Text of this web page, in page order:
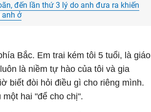
đến lần thứ 3 lý do anh đưa ra khiến
ở
Bắc. Em trai kém tôi 5 tuổi, là giáo
là niềm tự hào của tôi và gia
biết đòi hỏi điều gì cho riêng mình.
hai "để cho chị".